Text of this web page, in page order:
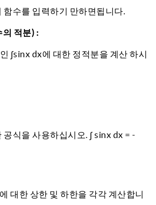
함수를 입력하기 만하면됩니다.
의 적분) :
∫sinx dx에 대한 정적분을 계산 하시
공식을 사용하십시오. ∫ sinx dx = -
대한 상한 및 하한을 각각 계산합니